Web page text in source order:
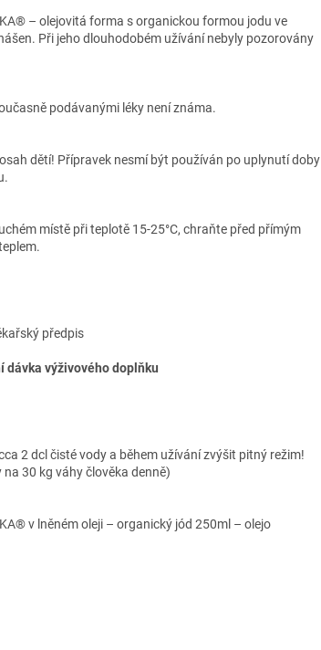
– olejovitá forma s organickou formou jodu ve
Při jeho dlouhodobém užívání nebyly pozorovány
podávanými léky není známa.
dětí! Přípravek nesmí být používán po uplynutí doby
místě při teplotě 15-25°C, chraňte před přímým
předpis
dávka výživového doplňku
2 dcl čisté vody a během užívání zvýšit pitný režim!
30 kg váhy člověka denně)
v lněném oleji – organický jód 250ml – olejo